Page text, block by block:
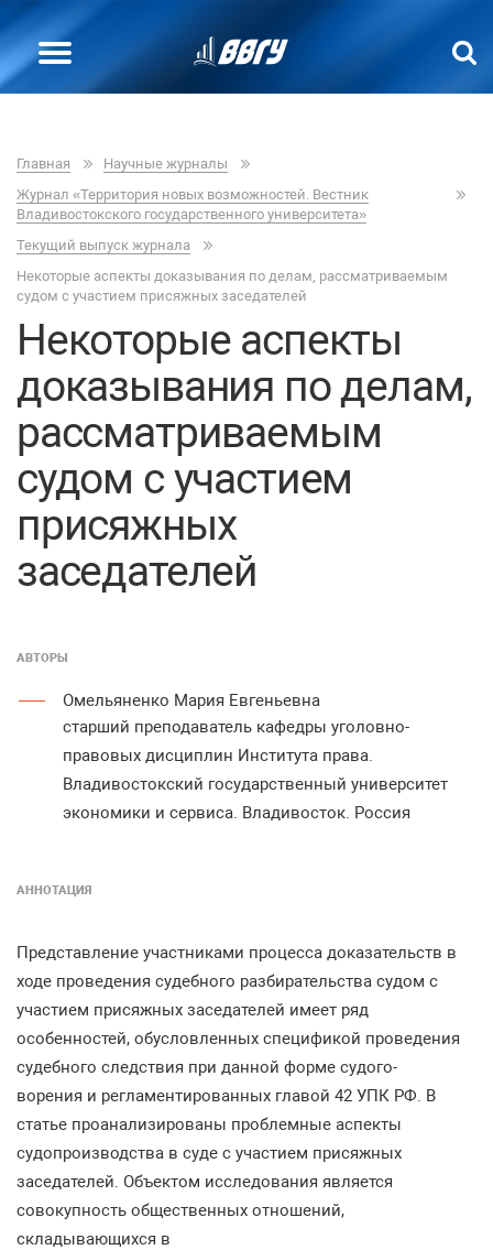
Главная
Научные журналы
Журнал «Территория новых возможностей. Вестник
Владивостокского государственного университета»
Текущий выпуск журнала
Некоторые аспекты доказывания по делам, рассматриваемым
судом с участием присяжных заседателей
Некоторые аспекты
доказывания по делам,
рассматриваемым
судом с участием
присяжных
заседателей
АВТОРЫ
Омельяненко Мария Евгеньевна
старший преподаватель кафедры уголовно-
правовых дисциплин Института права.
Владивостокский государственный университет
экономики и сервиса. Владивосток. Россия
АННОТАЦИЯ
Представление участниками процесса доказательств в
ходе проведения судебного разбирательства судом с
участием присяжных заседателей имеет ряд
особенностей, обусловленных спецификой проведения
судебного следствия при данной форме судого-
ворения и регламентированных главой 42 УПК РФ. В
статье проанализированы проблемные аспекты
судопроизводства в суде с участием присяжных
заседателей. Объектом исследования является
совокупность общественных отношений,
складывающихся в